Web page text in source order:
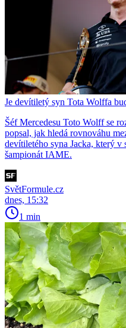
Je devítiletý syn Tota Wolffa
Šéf Mercedesu Toto Wolff se
popsal, jak hledá rovnováhu
devítiletého syna Jacka, který v
šampionát IAME.
SvětFormule.cz
dnes, 15:32
1 min